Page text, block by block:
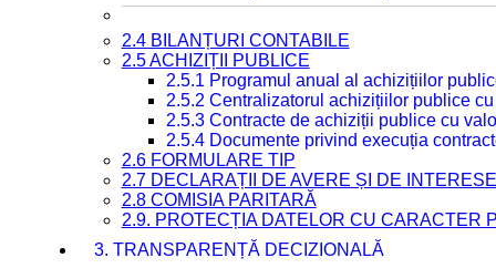
2.4 BILANȚURI CONTABILE
2.5 ACHIZIȚII PUBLICE
2.5.1 Programul anual al achizițiilor
2.5.2 Centralizatorul achizițiilor publice
2.5.3 Contracte de achiziții publice cu
2.5.4 Documente privind execuția
2.6 FORMULARE TIP
2.7 DECLARAȚII DE AVERE ȘI DE INTERESE
2.8 COMISIA PARITARĂ
2.9. PROTECȚIA DATELOR CU CARACTER
3. TRANSPARENȚĂ DECIZIONALĂ